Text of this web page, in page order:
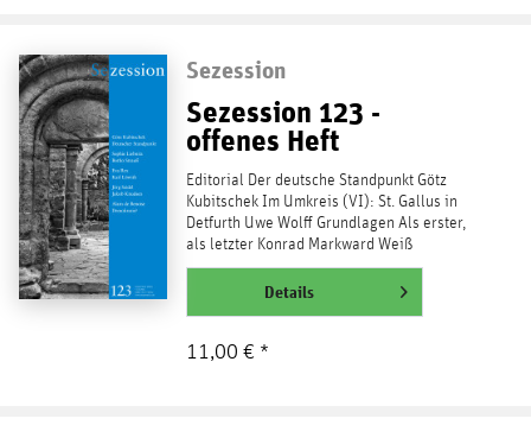
Sezession
Sezession 123 -
offenes Heft
Editorial Der deutsche Standpunkt Götz
Kubitschek Im Umkreis (VI): St. Gallus in
Detfurth Uwe Wolff Grundlagen Als erster,
als letzter Konrad Markward Weiß
Parlamentarismus und...
weiterlesenDetails
11,00 € *